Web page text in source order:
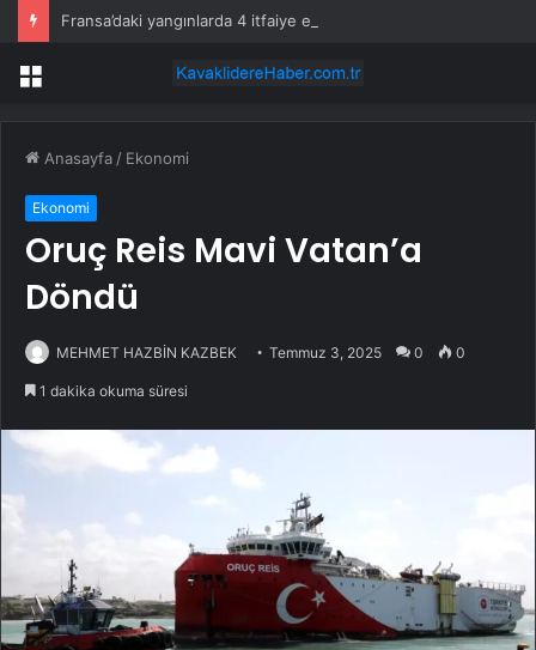
Fransa’daki yangınlarda 4 itfaiye eri hayatını kaybetti
Menü
Anasayfa / Ekonomi
Ekonomi
Oruç Reis Mavi Vatan’a
Döndü
MEHMET HAZBİN KAZBEK Temmuz 3, 2025 0 0
1 dakika okuma süresi